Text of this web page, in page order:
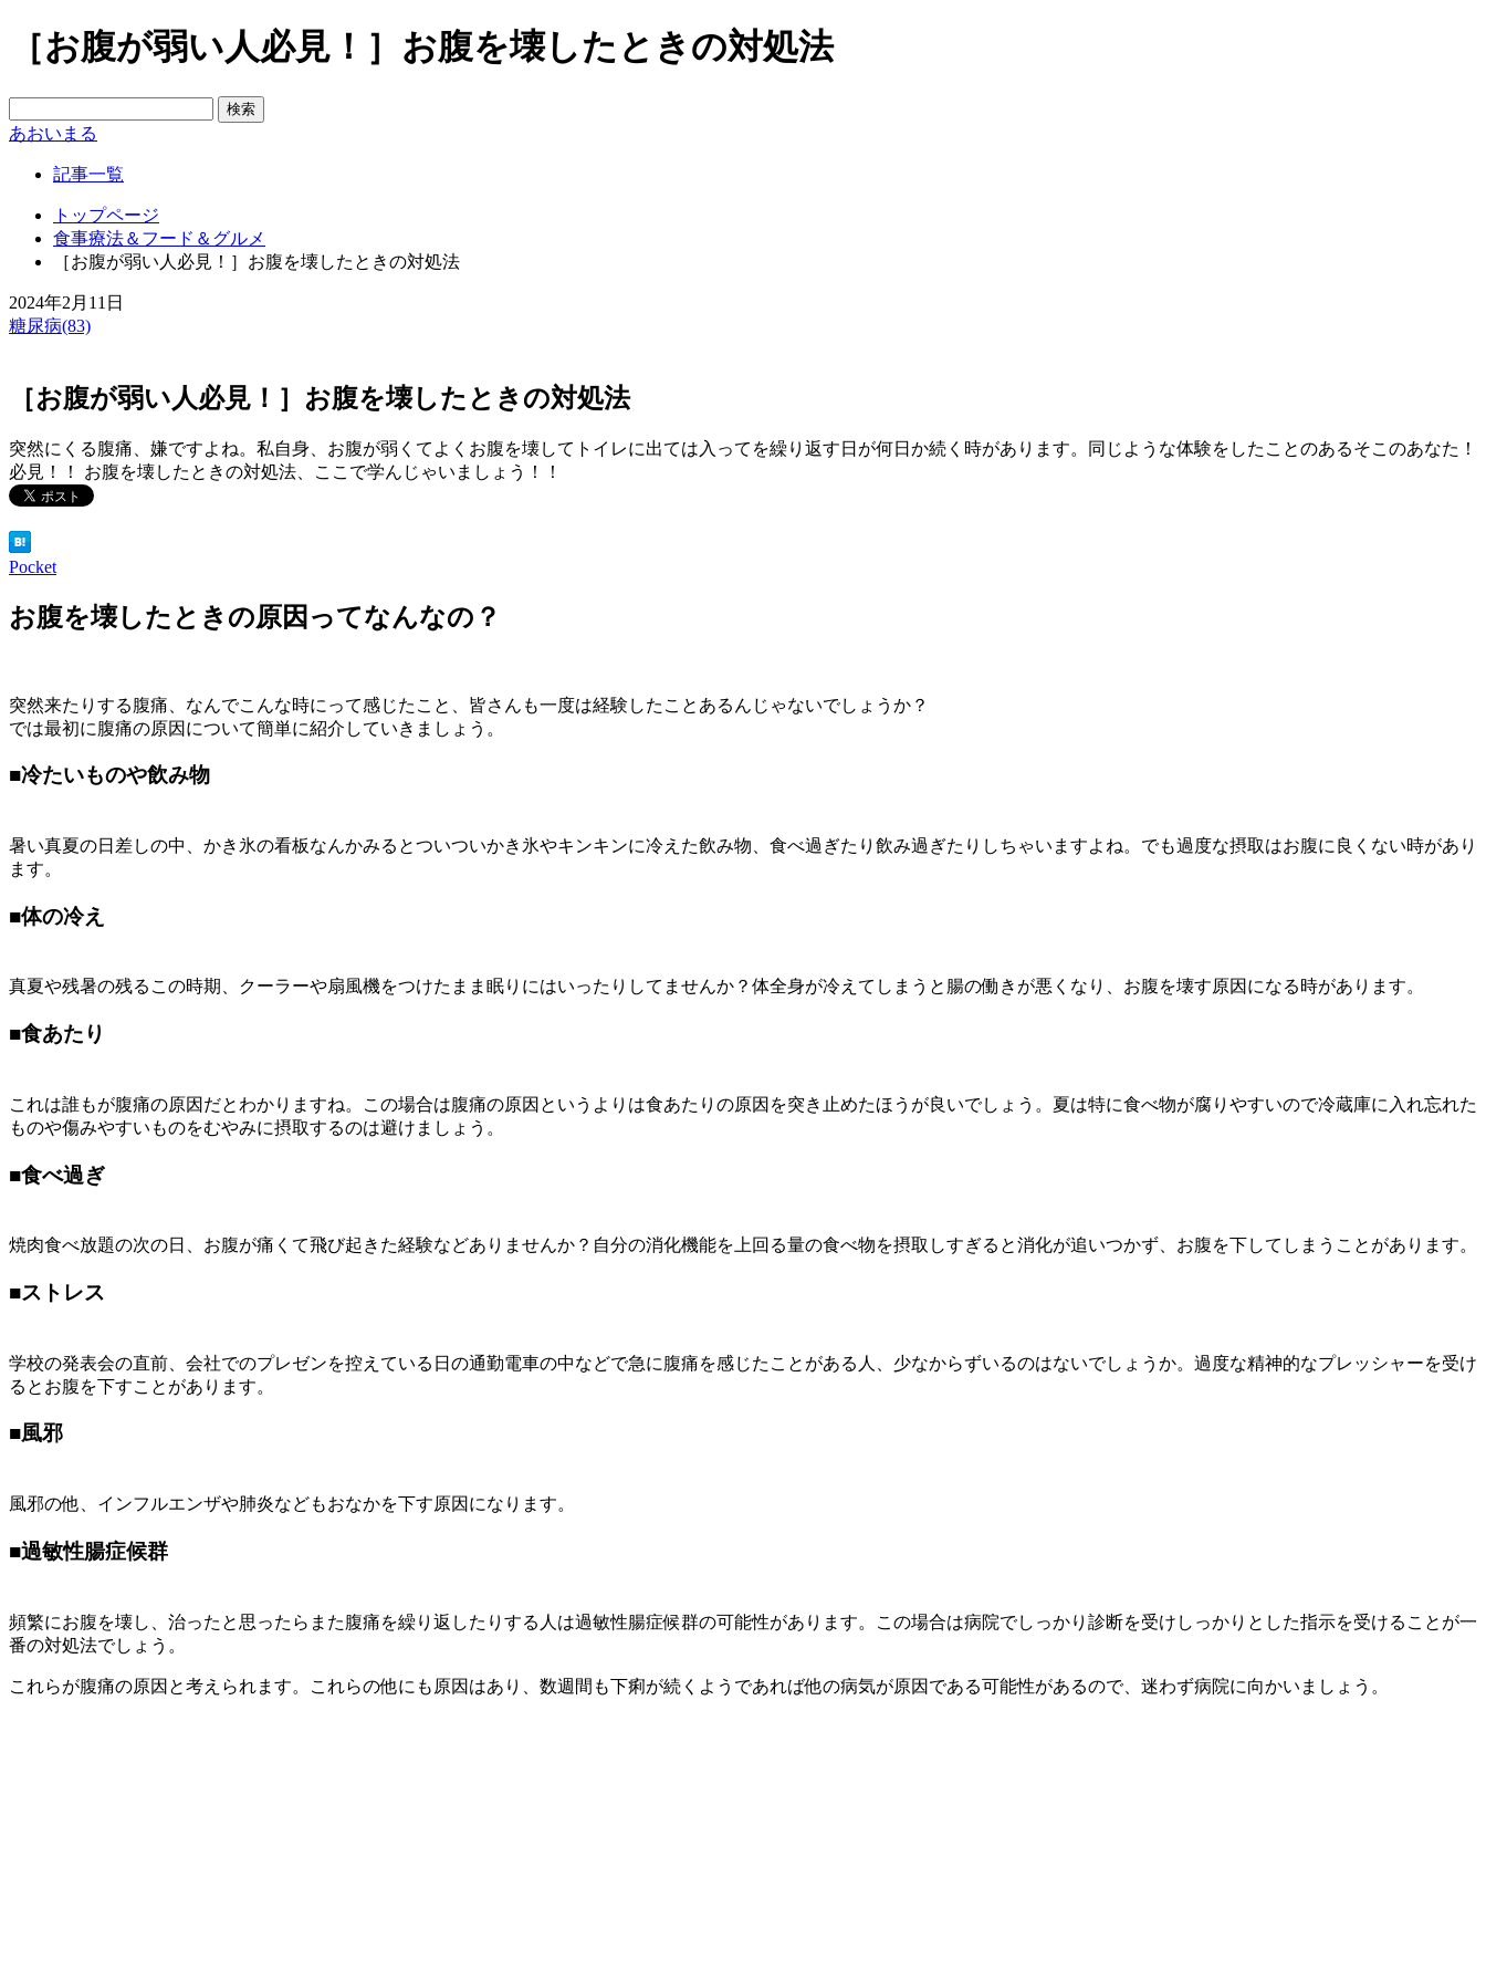
［お腹が弱い人必見！］お腹を壊したときの対処法
あおいまる
記事一覧
トップページ
食事療法＆フード＆グルメ
［お腹が弱い人必見！］お腹を壊したときの対処法
2024年2月11日
糖尿病(83)
［お腹が弱い人必見！］お腹を壊したときの対処法
突然にくる腹痛、嫌ですよね。私自身、お腹が弱くてよくお腹を壊してトイレに出ては入ってを繰り返す日が何日か続く時があります。同じような体験をしたことのあるそこのあなた！
必見！！ お腹を壊したときの対処法、ここで学んじゃいましょう！！
Pocket
お腹を壊したときの原因ってなんなの？
突然来たりする腹痛、なんでこんな時にって感じたこと、皆さんも一度は経験したことあるんじゃないでしょうか？
では最初に腹痛の原因について簡単に紹介していきましょう。
■冷たいものや飲み物
暑い真夏の日差しの中、かき氷の看板なんかみるとついついかき氷やキンキンに冷えた飲み物、食べ過ぎたり飲み過ぎたりしちゃいますよね。でも過度な摂取はお腹に良くない時があり
ます。
■体の冷え
真夏や残暑の残るこの時期、クーラーや扇風機をつけたまま眠りにはいったりしてませんか？体全身が冷えてしまうと腸の働きが悪くなり、お腹を壊す原因になる時があります。
■食あたり
これは誰もが腹痛の原因だとわかりますね。この場合は腹痛の原因というよりは食あたりの原因を突き止めたほうが良いでしょう。夏は特に食べ物が腐りやすいので冷蔵庫に入れ忘れた
ものや傷みやすいものをむやみに摂取するのは避けましょう。
■食べ過ぎ
焼肉食べ放題の次の日、お腹が痛くて飛び起きた経験などありませんか？自分の消化機能を上回る量の食べ物を摂取しすぎると消化が追いつかず、お腹を下してしまうことがあります。
■ストレス
学校の発表会の直前、会社でのプレゼンを控えている日の通勤電車の中などで急に腹痛を感じたことがある人、少なからずいるのはないでしょうか。過度な精神的なプレッシャーを受け
るとお腹を下すことがあります。
■風邪
風邪の他、インフルエンザや肺炎などもおなかを下す原因になります。
■過敏性腸症候群
頻繁にお腹を壊し、治ったと思ったらまた腹痛を繰り返したりする人は過敏性腸症候群の可能性があります。この場合は病院でしっかり診断を受けしっかりとした指示を受けることが一
番の対処法でしょう。
これらが腹痛の原因と考えられます。これらの他にも原因はあり、数週間も下痢が続くようであれば他の病気が原因である可能性があるので、迷わず病院に向かいましょう。